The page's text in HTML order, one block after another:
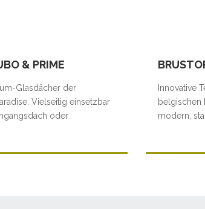
& PRIME
Glasdächer der
Vielseitig einsetzbar
oder
Innovative
belgischen
modern,